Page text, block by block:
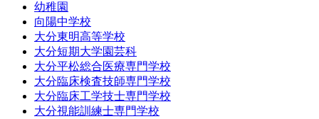
幼稚園
向陽中学校
大分東明高等学校
大分短期大学園芸科
大分平松総合医療専門学校
大分臨床検査技師専門学校
大分臨床工学技士専門学校
大分視能訓練士専門学校